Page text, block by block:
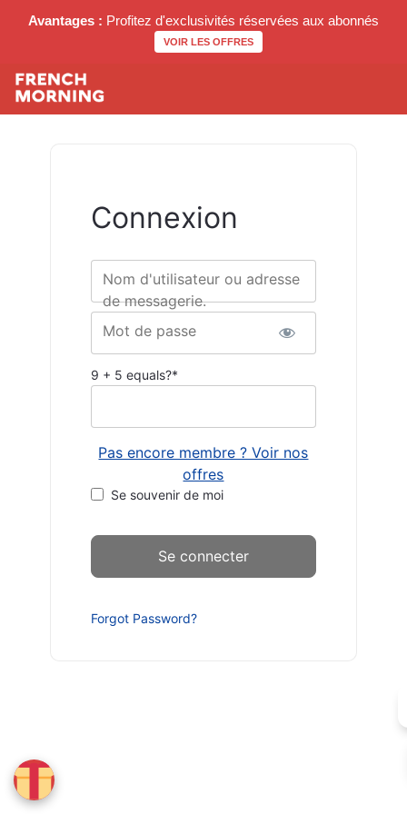
Avantages : Profitez d'exclusivités réservées aux abonnés
VOIR LES OFFRES
Connexion
Nom d'utilisateur ou adresse
de messagerie.
Mot de passe
9 + 5 equals?*
Pas encore membre ? Voir nos
offres
Se souvenir de moi
Forgot Password?